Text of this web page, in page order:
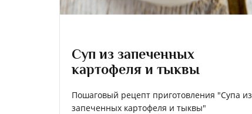
Суп из запеченных
картофеля и тыквы
Пошаговый рецепт приготовления "Супа из
запеченных картофеля и тыквы"